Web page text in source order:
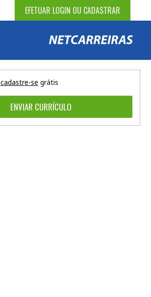
EFETUAR LOGIN OU CADASTRAR
cadastre-se grátis